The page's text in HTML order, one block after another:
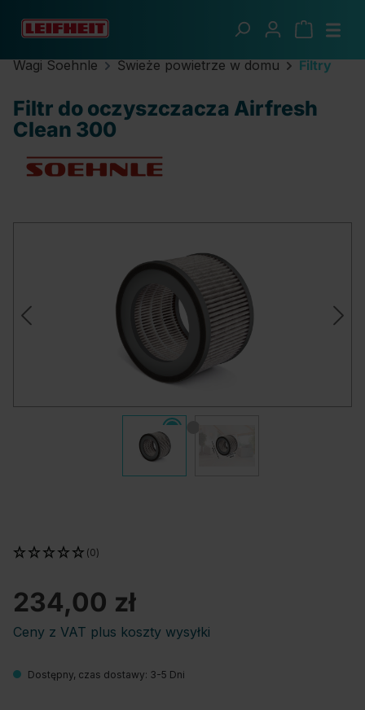
Przejdź do głównej zawartości
Wagi Soehnle Świeże powietrze w domu Filtry
Filtr do oczyszczacza Airfresh
Clean 300
234,00 zł
Ceny z VAT plus koszty wysyłki
(0)
Dostępny, czas dostawy: 3-5 Dni